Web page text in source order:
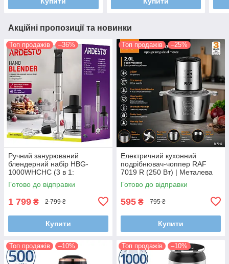
Акційні пропозиції та новинки
Топ продажів –36%
Ручний занурюваний
блендерний набір HBG-
1000WHCHC (3 в 1:
подрібнювач, блендер,
вінчик)
Готово до відправки
1 799 ₴ 2 799 ₴
Купити
Топ продажів –25%
Електричний кухонний
подрібнювач-чоппер RAF
7019 R (250 Вт) | Металева
чаша 2 л та 4 леза з
нержавіючої сталі
Готово до відправки
595 ₴ 795 ₴
Купити
Топ продажів –10% Топ продажів –10%